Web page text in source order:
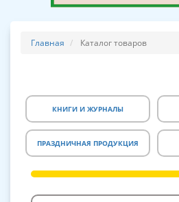
Главная Каталог товаров
КНИГИ И ЖУРНАЛЫ
ПРАЗДНИЧНАЯ ПРОДУКЦИЯ